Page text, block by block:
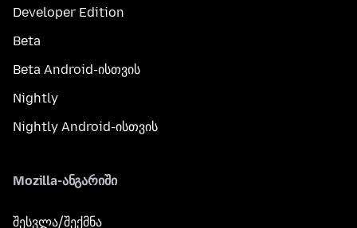
Developer Edition
Beta
Beta Android-ისთვის
Nightly
Nightly Android-ისთვის
Mozilla-ანგარიში
შესვლა/შექმნა